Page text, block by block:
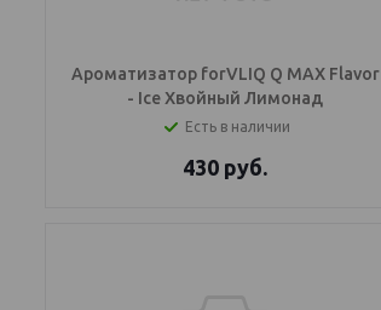
Ароматизатор forVLIQ Q MAX Flavor
- Ice Хвойный Лимонад
Есть в наличии
430 руб.